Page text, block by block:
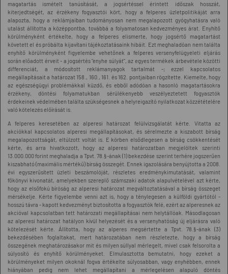
magatartás ismételt tanúsítását, a jogsértéssel érintett időszak hosszát,
kiterjedtségét, az érzékeny fogyasztói kört, hogy a felperes üzletpolitikáját arra
alapozta, hogy a reklámjaiban tudományosan nem megalapozott gyógyhatásra való
utalást állította a középpontba, továbbá a folyamatosan kedvezményes árat. Enyhítő
körülményként értékelte, hogy a felperes elismerte, hogy jogsértő magatartást
követett el és próbálta kijavítani tájékoztatásaink hibáit. Ezt meghaladóan nem találta
enyhítő körülményként figyelembe vehetőnek a felperes versenyfelügyeleti eljárás
során előadott érveit - a jogsértés "enyhe súlyát", az egyes termékek árbevétele közötti
differenciát, a módosított reklámanyagok tartalmát -; ezzel kapcsolatos
megállapításait a határozat 158., 160., 161. és 162. pontjaiban rögzítette. Kiemelte, hogy
az egészségügyi problémákkal küzdő, és ebből adódóan a hasonló magatartásokra
érzékeny, döntési folyamatukban sérülékenyebb veszélyeztetett fogyasztók
érdekeinek védelmében találta szükségesnek a helyreigazító nyilatkozat közzétételére
való kötelezés előírását is.
A felperes keresetében az alperesi határozat felülvizsgálatát kérte. Vitatta az
akciókkal kapcsolatos alperesi megállapításokat, és sérelmezte a kiszabott bírság
megalapozottságát, eltúlzott voltát is. E körben elsődlegesen a bírság csökkentését
kérte, és arra hivatkozott, hogy az alperesi határozatban megjelöltek szerinti
13.000.000 forint meghaladja a Tpvt. 78.§-ának (1) bekezdése szerint terhére jogszerűen
kiszabható (maximális mértékű) bírság összegét. Ennek igazolására benyújtotta a 2008.
évi egyszerűsített üzleti beszámolóját, részletes eredménykimutatását, valamint
főkönyvi kivonatát, amelyekben szereplő számszaki adatok alapulvételével azt kérte,
hogy az elsőfokú bíróság az alperesi határozat megváltoztatásával a bírság összeget
mérsékelje. Kérte figyelembe venni azt is, hogy a ténylegesen a külföldi gyártótól -
hosszú távra - kapott kedvezményt biztosította a fogyasztók felé, ezért az alperesnek az
akcióval kapcsolatban tett határozati megállapításai nem helytállóak. Másodlagosan
az alperesi határozat hatályon kívül helyezését és a versenyhatóság új eljárásra való
kötelezését kérte. Állította, hogy az alperes megsértette a Tpvt. 78.§-ának (3)
bekezdésében foglaltakat, mert határozatában nem részletezte, hogy a bírság
összegének meghatározásakor mit és milyen súllyal mérlegelt, mivel csak felsorolta a
súlyosító és enyhítő körülményeket. Elmulasztotta bemutatni, hogy ezeket a
körülményeket milyen okoknál fogva értékelte súlyosabban, vagy enyhébben, ennek
hiányában pedig nem lehet megállapítani a mérlegelésen alapuló döntés